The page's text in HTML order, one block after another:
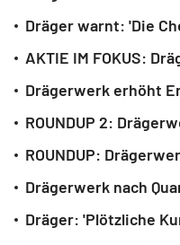
Dräger warnt: 'Die
Dräger: 'Plötzliche